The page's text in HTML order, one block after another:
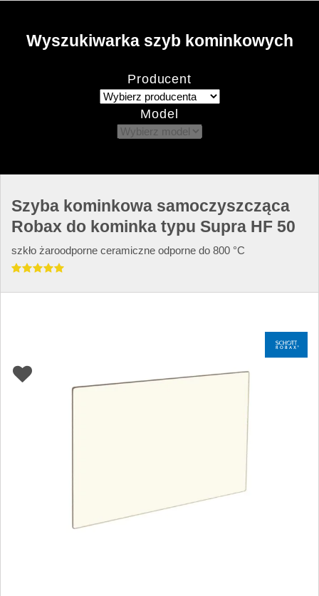
Wyszukiwarka szyb kominkowych
Producent
Model
Szyba kominkowa samoczyszcząca
Robax do kominka typu Supra HF 50
szkło żaroodporne ceramiczne odporne do 800 °C